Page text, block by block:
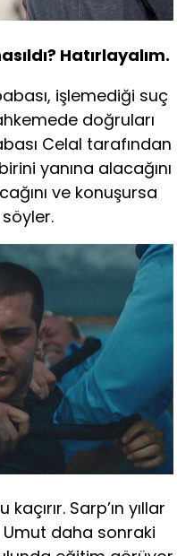
Hatırlayalım.
işlemediği suç
doğruları
Celal tarafından
yanına alacağını
ve konuşursa
Sarp’ın yıllar
Umut daha sonraki